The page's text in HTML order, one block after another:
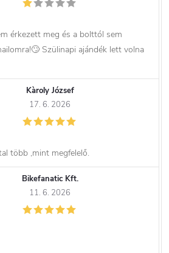
érkezett meg és a bolttól sem
Szülinapi ajándék lett volna
Kàroly József
17. 6. 2026
több ,mint megfelelő.
Bikefanatic Kft.
11. 6. 2026